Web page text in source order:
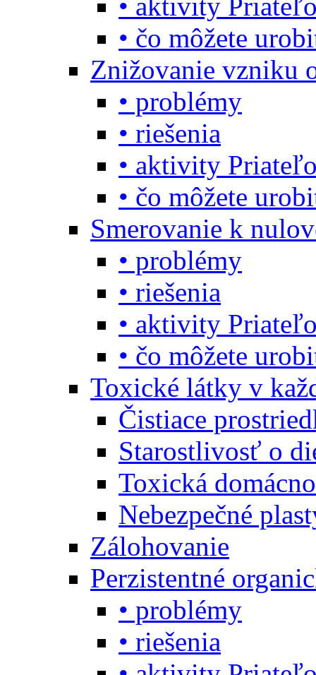
• čo môžete
Znižovanie vzniku
• problémy
• riešenia
• aktivity
• čo môžete
Smerovanie k
• problémy
• riešenia
• aktivity
• čo môžete
Toxické látky v
Čistiace
Starostlivosť o
Toxická
Nebezpečné
Zálohovanie
Perzistentné
• problémy
• riešenia